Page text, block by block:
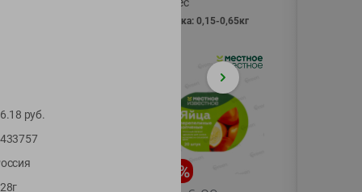
фасовка: 0,15-0,65кг
-17
%
руб.